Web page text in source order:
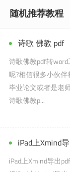
随机推荐教程
诗歌 佛教 pdf
诗歌佛教pdf转
呢?相信很多小伙
毕业论文或者是老
诗歌佛教p...
iPad上Xmind
iPad上Xmind导出